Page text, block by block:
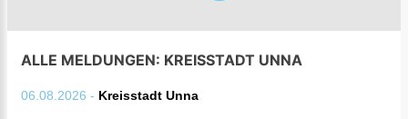
ALLE MELDUNGEN: KREISSTADT UNNA
06.08.2026 - Kreisstadt Unna